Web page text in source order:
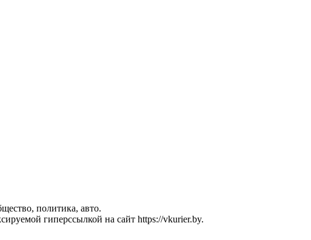
политика, авто.
гиперссылкой на сайт https://vkurier.by.